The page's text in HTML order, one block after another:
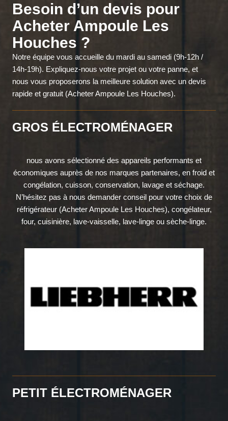
Besoin d’un devis pour
Acheter Ampoule Les
Houches ?
Notre équipe vous accueille du mardi au samedi (9h-12h /
14h-19h). Expliquez-nous votre projet ou votre panne, et
nous vous proposerons la meilleure solution avec un devis
rapide et gratuit (Acheter Ampoule Les Houches).
GROS ÉLECTROMÉNAGER
nous avons sélectionné des appareils performants et
économiques auprès de nos marques partenaires, en froid et
congélation, cuisson, conservation, lavage et séchage.
N’hésitez pas à nous demander conseil pour votre choix de
réfrigérateur (Acheter Ampoule Les Houches), congélateur,
four, cuisinière, lave-vaisselle, lave-linge ou sèche-linge.
PETIT ÉLECTROMÉNAGER